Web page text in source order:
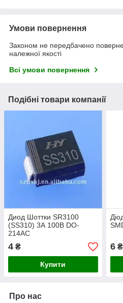
Умови повернення
Законом не передбачено
належної якості
Всі умови повернення
Подібні товари компанії
Диод Шоттки SR3100
(SS310) 3А 100В DO-
214AC
4 ₴
Купити
6₴
Про нас